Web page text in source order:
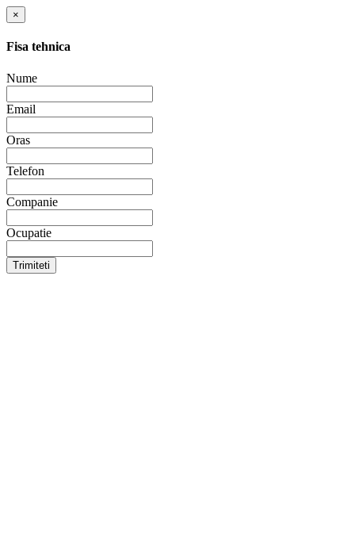
×
Fisa tehnica
Nume
Email
Oras
Telefon
Companie
Ocupatie